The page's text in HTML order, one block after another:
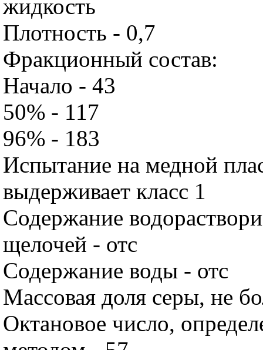
жидкость
Плотность - 0,7
Фракционный состав:
Начало - 43
50% - 117
96% - 183
Испытание на медной
выдерживает класс 1
Содержание
щелочей - отс
Содержание воды - отс
Массовая доля серы, не
Октановое число,